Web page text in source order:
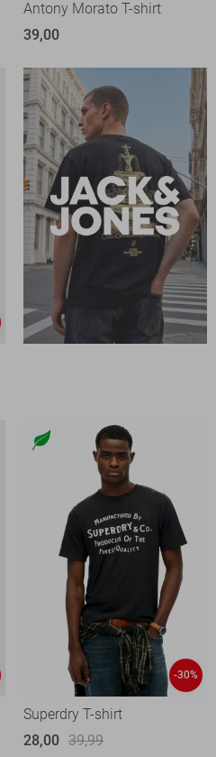
Antony Morato T-shirt
39,00
-30%
Superdry T-shirt
28,00 39,99